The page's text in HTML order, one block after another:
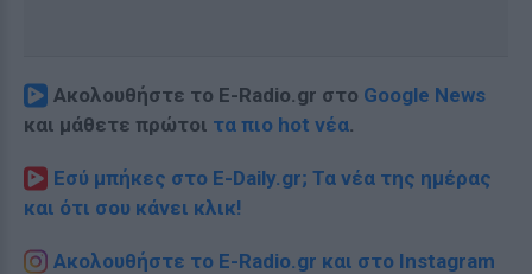
Ακολουθήστε το E-Radio.gr στο Google News
και μάθετε πρώτοι τα πιο hot νέα.
Εσύ μπήκες στο E-Daily.gr; Τα νέα της ημέρας
και ότι σου κάνει κλικ!
Ακολουθήστε το E-Radio.gr και στο Instagram